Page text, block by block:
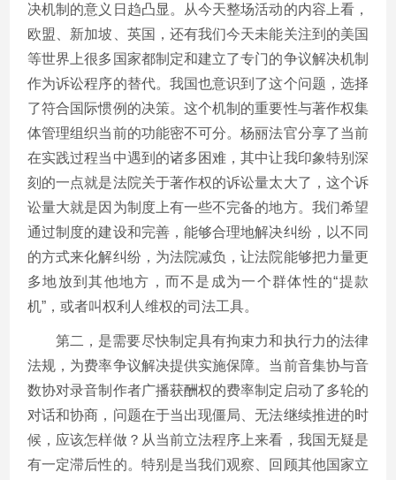
决机制的意义日趋凸显。从今天整场活动的内容上看，
欧盟、新加坡、英国，还有我们今天未能关注到的美国
等世界上很多国家都制定和建立了专门的争议解决机制
作为诉讼程序的替代。我国也意识到了这个问题，选择
了符合国际惯例的决策。这个机制的重要性与著作权集
体管理组织当前的功能密不可分。杨丽法官分享了当前
在实践过程当中遇到的诸多困难，其中让我印象特别深
刻的一点就是法院关于著作权的诉讼量太大了，这个诉
讼量大就是因为制度上有一些不完备的地方。我们希望
通过制度的建设和完善，能够合理地解决纠纷，以不同
的方式来化解纠纷，为法院减负，让法院能够把力量更
多地放到其他地方，而不是成为一个群体性的“提款
机”，或者叫权利人维权的司法工具。
第二，是需要尽快制定具有拘束力和执行力的法律
法规，为费率争议解决提供实施保障。当前音集协与音
数协对录音制作者广播获酬权的费率制定启动了多轮的
对话和协商，问题在于当出现僵局、无法继续推进的时
候，应该怎样做？从当前立法程序上来看，我国无疑是
有一定滞后性的。特别是当我们观察、回顾其他国家立